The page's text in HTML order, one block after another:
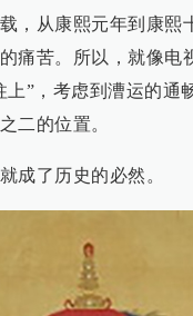
，从康熙元年到康熙
痛苦。所以，就像电
”，考虑到漕运的通
二的位置。
成了历史的必然。